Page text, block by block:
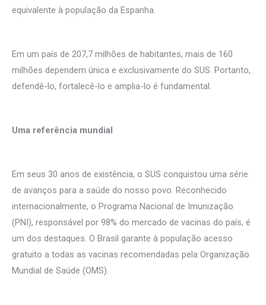
equivalente à população da Espanha.
Em um país de 207,7 milhões de habitantes, mais de 160
milhões dependem única e exclusivamente do SUS. Portanto,
defendê-lo, fortalecê-lo e amplia-lo é fundamental.
Uma referência mundial
Em seus 30 anos de existência, o SUS conquistou uma série
de avanços para a saúde do nosso povo. Reconhecido
internacionalmente, o Programa Nacional de Imunização
(PNI), responsável por 98% do mercado de vacinas do país, é
um dos destaques. O Brasil garante à população acesso
gratuito a todas as vacinas recomendadas pela Organização
Mundial de Saúde (OMS).